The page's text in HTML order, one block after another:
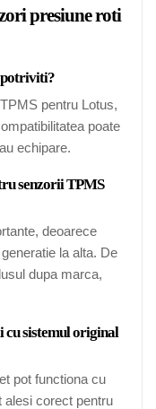
presiune roti
potriviti?
pentru Lotus,
poate
echipare.
senzorii TPMS
deoarece
la alta. De
dupa marca,
cu sistemul original
pot functiona cu
alesi corect pentru